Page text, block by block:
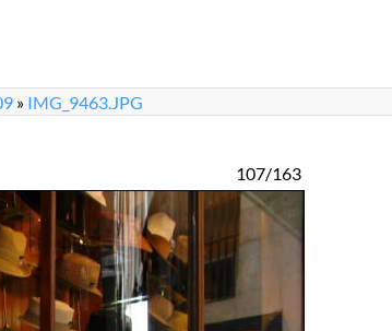
» IMG_9463.JPG
107/163